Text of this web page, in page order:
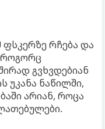
ფსკერზე რჩება და
როგორც
გვხვდებიან
უკანა ნაწილში,
არიან, როცა